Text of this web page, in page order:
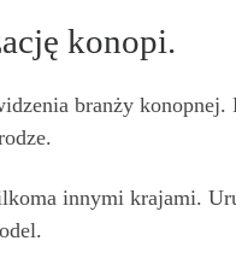
konopi.
branży konopnej.
innymi krajami.